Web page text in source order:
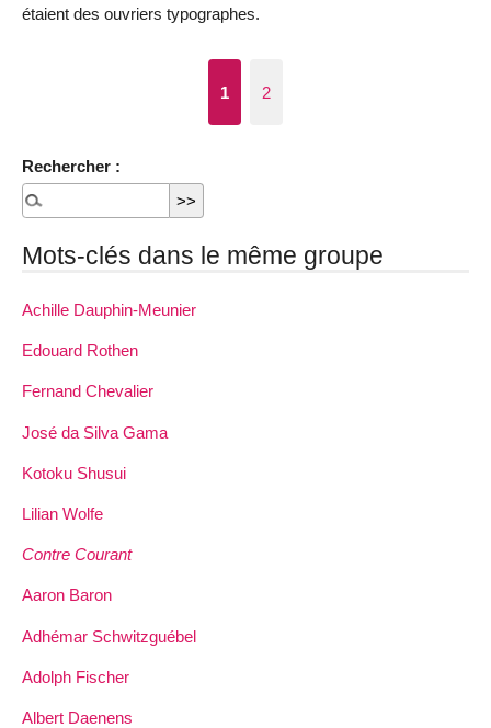
étaient des ouvriers typographes.
1 2
Rechercher :
Mots-clés dans le même groupe
Achille Dauphin­-Meunier
Edouard Rothen
Fernand Chevalier
José da Silva Gama
Kotoku Shusui
Lilian Wolfe
Contre Courant
Aaron Baron
Adhémar Schwitzguébel
Adolph Fischer
Albert Daenens